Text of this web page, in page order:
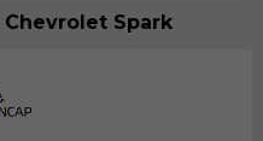
Spark